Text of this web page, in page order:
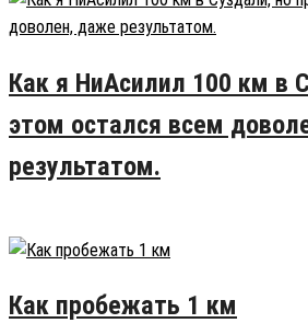
Как я НиАсилил 100 км в
этом остался всем
результатом.
Как пробежать 1 км